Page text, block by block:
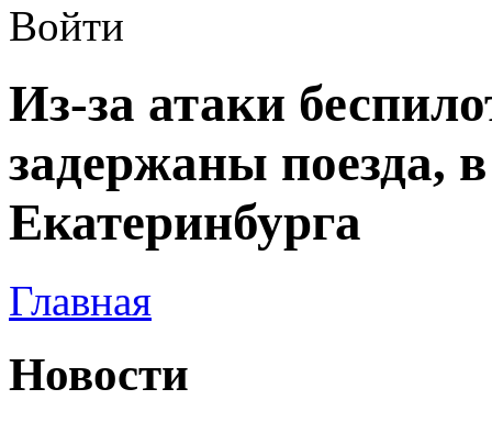
Войти
Из-за атаки
задержаны поезда,
Екатеринбурга
Главная
Новости